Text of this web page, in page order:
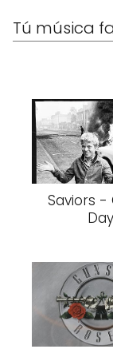
Tú música
Saviors -
Day